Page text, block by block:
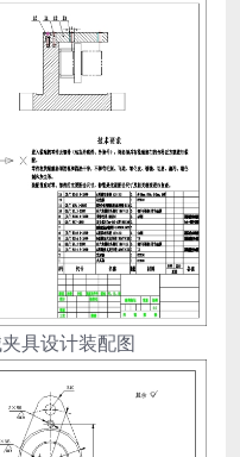
具设计装配图